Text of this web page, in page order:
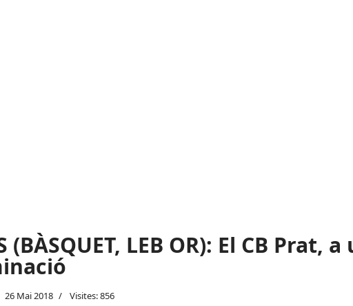
(BÀSQUET, LEB OR): El CB Prat,
26 Mai 2018 Visites: 856